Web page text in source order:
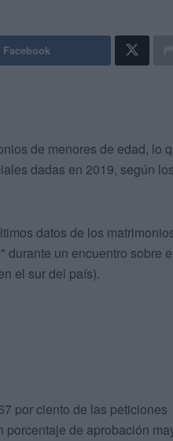
de menores de edad, lo
dadas en 2019, según los
datos de los
durante un encuentro sobre el
el sur del país).
por ciento de las peticiones
de aprobación